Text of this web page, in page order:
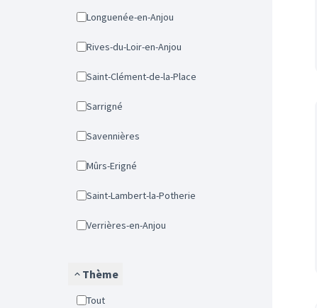
Longuenée-en-Anjou
Rives-du-Loir-en-Anjou
Saint-Clément-de-la-Place
Sarrigné
Savennières
Mûrs-Erigné
Saint-Lambert-la-Potherie
Verrières-en-Anjou
Thème
Tout